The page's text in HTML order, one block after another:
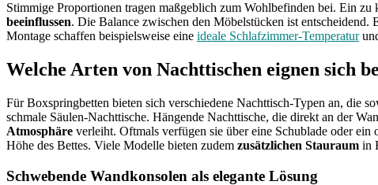
Stimmige Proportionen tragen maßgeblich zum Wohlbefinden bei. Ein
beeinflussen. Die Balance zwischen den Möbelstücken ist
Montage schaffen beispielsweise eine ideale Schlafzimmer-Temperatur
Welche Arten von Nachttischen eignen sich
Für Boxspringbetten bieten sich verschiedene Nachttisch-Typen an, die
schmale Säulen-Nachttische. Hängende Nachttische, die direkt an der
Atmosphäre verleiht. Oftmals verfügen sie über eine Schublade oder
Höhe des Bettes. Viele Modelle bieten zudem zusätzlichen Stauraum in
Schwebende Wandkonsolen als elegante Lösung